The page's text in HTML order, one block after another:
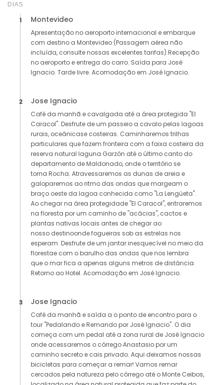
DIAS
1 Montevideo
Apresentação no aeroporto internacional e embarque
com destino a Montevideo (Passagem aérea não
incluída, consulte nossas excelentes tarifas).Recepção
no aeroporto e entrega do carro. Saída para José
Ignacio. Tarde livre. Acomodação em José Ignacio.
2 Jose Ignacio
Café da manhã e cavalgada até a área protegida "El
Caracol". Desfrute de um passeio a cavalo pelas lagoas
rurais, oceânicase costeiras. Caminharemos trilhas
particulares que fazem fronteira com a faixa costeira da
reserva natural laguna Garzón até o último canto do
departamento de Maldonado, onde o território se
torna Rocha. Atravessaremos as dunas de areia e
galoparemos ao ritmo das ondas que margeam o
braço oeste da lagoa conhecida como "La Lengüeta".
Ao chegar na área protegidade "El Caracol", entraremos
na floresta por um caminho de "acácias", cactos e
plantas nativas locais antes de chegar ao
nosso destinoonde fogueiras sob as estrelas nos
esperam. Desfrute de um jantar inesquecível no meio da
florestae com o barulho das ondas que nos lembra
que o mar fica a apenas alguns metros de distância.
Retorno ao Hotel. Acomodação em José Ignacio.
3 Jose Ignacio
Café da manhã e saída a o ponto de encontro para o
tour "Pedalando e Remando por José Ignacio". O dia
começa com um pedal até a zona rural de José Ignacio
onde acessaremos o córrego Anastasio por um
caminho secreto e cais privado. Aqui deixamos nossas
bicicletas para começar a remar! Vamos remar
cercados pela natureza pelo córrego até o Monte Ceibos,